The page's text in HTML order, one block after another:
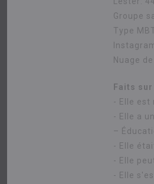
Groupe
Type
Nuage
Faits sur
- Elle est
- Elle a
–
- Elle
- Elle
- Elle